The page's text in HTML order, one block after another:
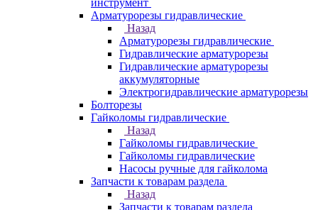
инструмент
Арматурорезы гидравлические
Назад
Арматурорезы гидравлические
Гидравлические арматурорезы
Гидравлические арматурорезы
аккумуляторные
Электрогидравлические арматурорезы
Болторезы
Гайколомы гидравлические
Назад
Гайколомы гидравлические
Гайколомы гидравлические
Насосы ручные для гайколома
Запчасти к товарам раздела
Назад
Запчасти к товарам раздела